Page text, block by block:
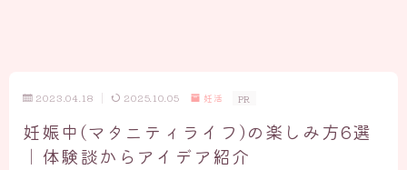
2023.04.18 2025.10.05 妊活 PR
妊娠中(マタニティライフ)の楽しみ方6選
｜体験談からアイデア紹介